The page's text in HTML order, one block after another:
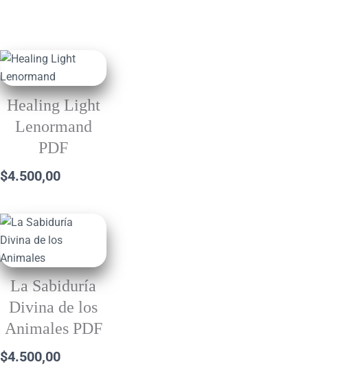
Healing Light
Lenormand
PDF
$4.500,00
La Sabiduría
Divina de los
Animales PDF
$4.500,00